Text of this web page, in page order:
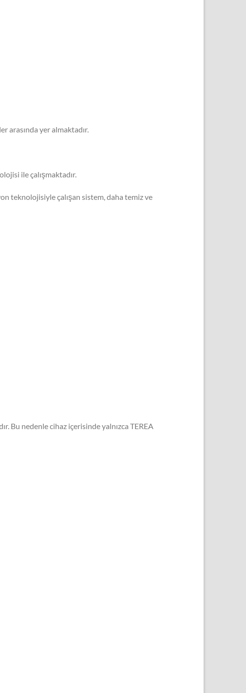
arasında yer almaktadır.
ile çalışmaktadır.
teknolojisiyle çalışan sistem, daha temiz ve
Bu nedenle cihaz içerisinde yalnızca TEREA